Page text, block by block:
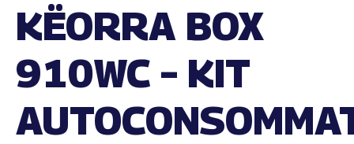
KËORRA BOX
910WC – KIT